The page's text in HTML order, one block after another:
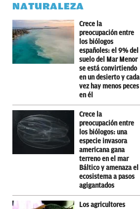
NATURALEZA
Crece la
preocupación entre
los biólogos
españoles: el 9% del
suelo del Mar Menor
se está convirtiendo
en un desierto y cada
vez hay menos peces
en él
Crece la
preocupación entre
los biólogos: una
especie invasora
americana gana
terreno en el mar
Báltico y amenaza el
ecosistema a pasos
agigantados
Los agricultores